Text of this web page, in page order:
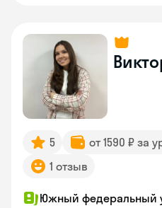
5 от 1590 ₽ за
1 отзыв
Южный федеральный